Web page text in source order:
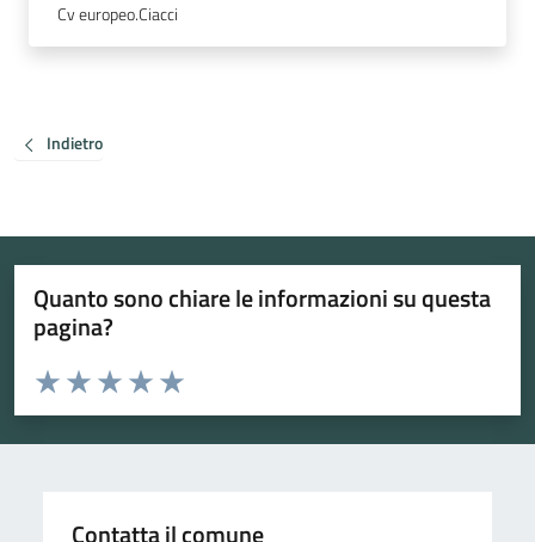
Cv europeo.Ciacci
Indietro
Quanto sono chiare le informazioni su questa
pagina?
Valuta da 1 a 5 stelle la pagina
Valuta 5 stelle su 5
Valuta 4 stelle su 5
Valuta 3 stelle su 5
Valuta 2 stelle su 5
Valuta 1 stelle su 5
Contatta il comune